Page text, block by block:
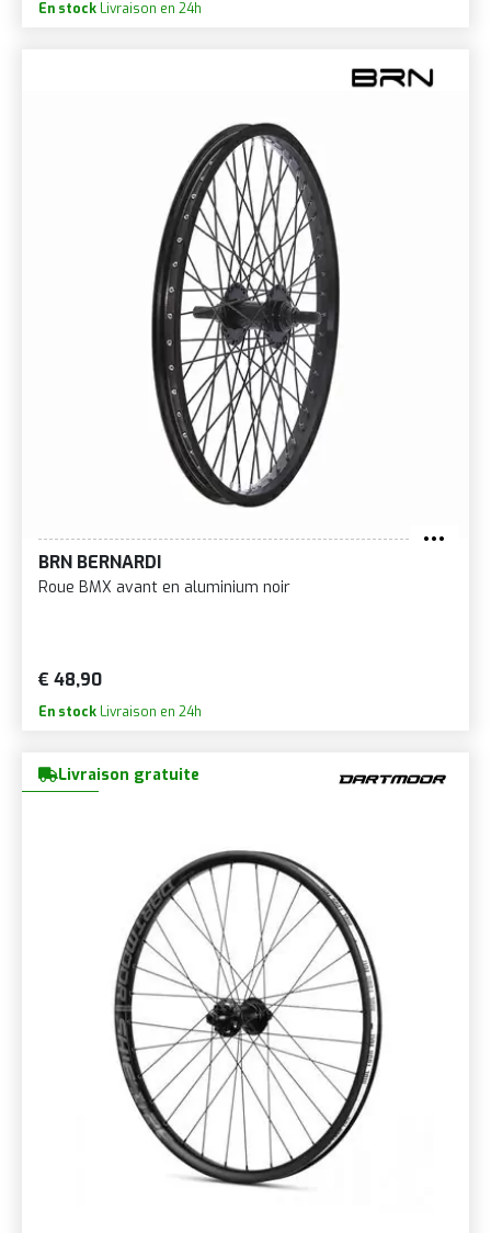
En stock Livraison en 24h
BRN BERNARDI
Roue BMX avant en aluminium noir
€ 48,90
En stock Livraison en 24h
Livraison gratuite